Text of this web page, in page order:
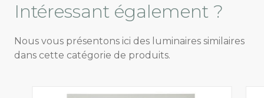
Intéressant également ?
Nous vous présentons ici des luminaires similaires
dans cette catégorie de produits.